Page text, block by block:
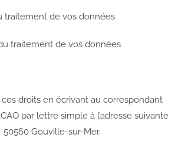
traitement de vos données
traitement de vos données
droits en écrivant au correspondant
par lettre simple à l’adresse suivante
Gouville-sur-Mer.